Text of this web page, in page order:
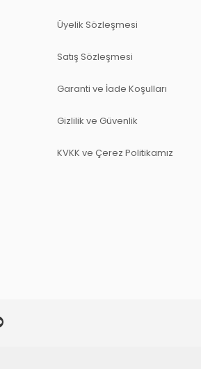
Üyelik Sözleşmesi
Satış Sözleşmesi
Garanti ve İade Koşulları
Gizlilik ve Güvenlik
KVKK ve Çerez Politikamız